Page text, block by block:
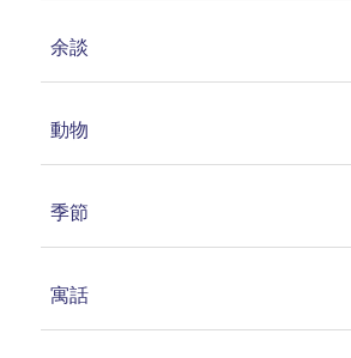
余談
動物
季節
寓話